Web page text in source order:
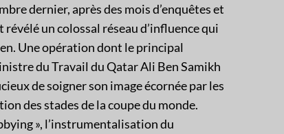
dernier, après des mois d’enquêtes et
un colossal réseau d’influence qui
Une opération dont le principal
du Travail du Qatar Ali Ben Samikh
de soigner son image écornée par les
des stades de la coupe du monde.
», l’instrumentalisation du